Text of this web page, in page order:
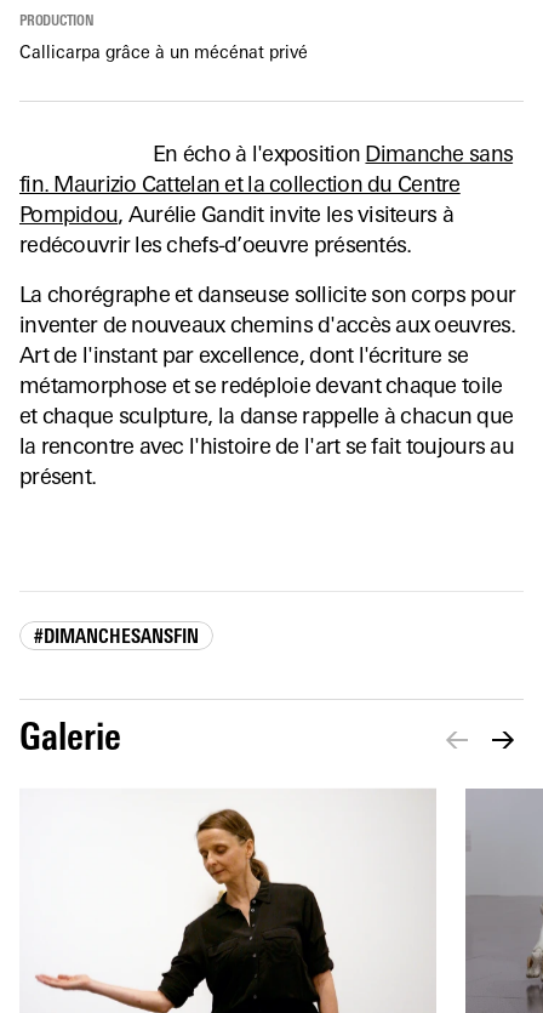
PRODUCTION
Callicarpa grâce à un mécénat privé
En écho à l'exposition Dimanche sans
fin. Maurizio Cattelan et la collection du Centre
Pompidou, Aurélie Gandit invite les visiteurs à
redécouvrir les chefs-d’oeuvre présentés.
La chorégraphe et danseuse sollicite son corps pour
inventer de nouveaux chemins d'accès aux oeuvres.
Art de l'instant par excellence, dont l'écriture se
métamorphose et se redéploie devant chaque toile
et chaque sculpture, la danse rappelle à chacun que
la rencontre avec l'histoire de l'art se fait toujours au
présent.
#DIMANCHESANSFIN
Galerie